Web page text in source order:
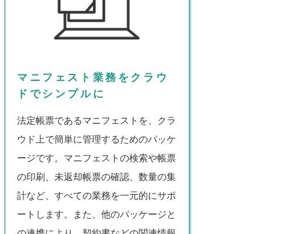
マニフェスト業務をクラウ
ドでシンプルに
法定帳票であるマニフェストを、クラ
ウド上で簡単に管理するためのパッケ
ージです。マニフェストの検索や帳票
の印刷、未返却帳票の確認、数量の集
計など、すべての業務を一元的にサポ
ートします。また、他のパッケージと